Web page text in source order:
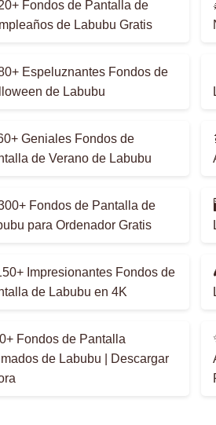
Fondos de Pantalla de
de Labubu Gratis
Espeluznantes Fondos de
de Labubu
Geniales Fondos de
de Verano de Labubu
Fondos de Pantalla de
para Ordenador Gratis
Impresionantes Fondos de
de Labubu en 4K
Fondos de Pantalla
de Labubu | Descargar